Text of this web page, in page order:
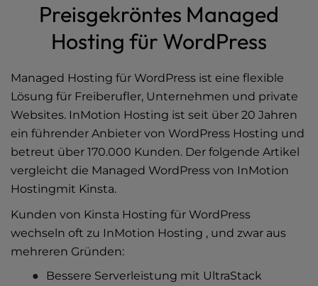
Preisgekröntes Managed
Hosting für WordPress
Managed Hosting für WordPress ist eine flexible
Lösung für Freiberufler, Unternehmen und private
Websites. InMotion Hosting ist seit über 20 Jahren
ein führender Anbieter von WordPress Hosting und
betreut über 170.000 Kunden. Der folgende Artikel
vergleicht die Managed WordPress von InMotion
Hostingmit Kinsta.
Kunden von Kinsta Hosting für WordPress
wechseln oft zu InMotion Hosting , und zwar aus
mehreren Gründen:
Bessere Serverleistung mit UltraStack